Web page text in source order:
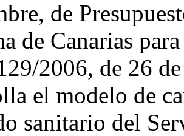
de
de Canarias
2006, de 26
el modelo de
sanitario del